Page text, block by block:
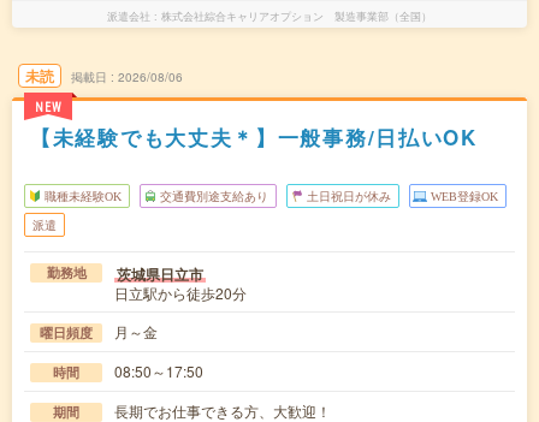
派遣会社 株式会社綜合キャリアオプション 製造事業部（全国）
未読
NEW
掲載日 2026/08/06
【未経験でも大丈夫＊】一般事務/日払いOK
職種未経験OK 交通費別途支給あり 土日祝日が休み WEB登録OK
派遣
勤務地 茨城県日立市
日立駅から徒歩20分
曜日頻度 月～金
時間 08:50～17:50
期間 長期でお仕事できる方、大歓迎！